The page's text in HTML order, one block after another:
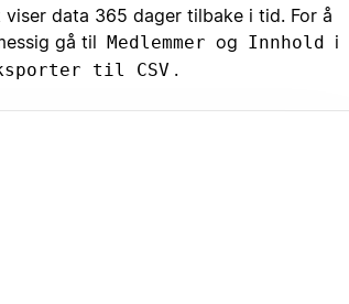
data 365 dager tilbake i tid. For å
gå til Medlemmer og Innhold i
til CSV .